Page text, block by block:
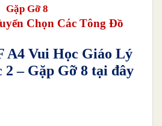
Gặp Gỡ 8
Chọn Các Tông Đồ
A4 Vui Học Giáo Lý
2 – Gặp Gỡ 8 tại đây